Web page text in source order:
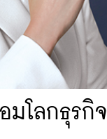
มโลกธุร